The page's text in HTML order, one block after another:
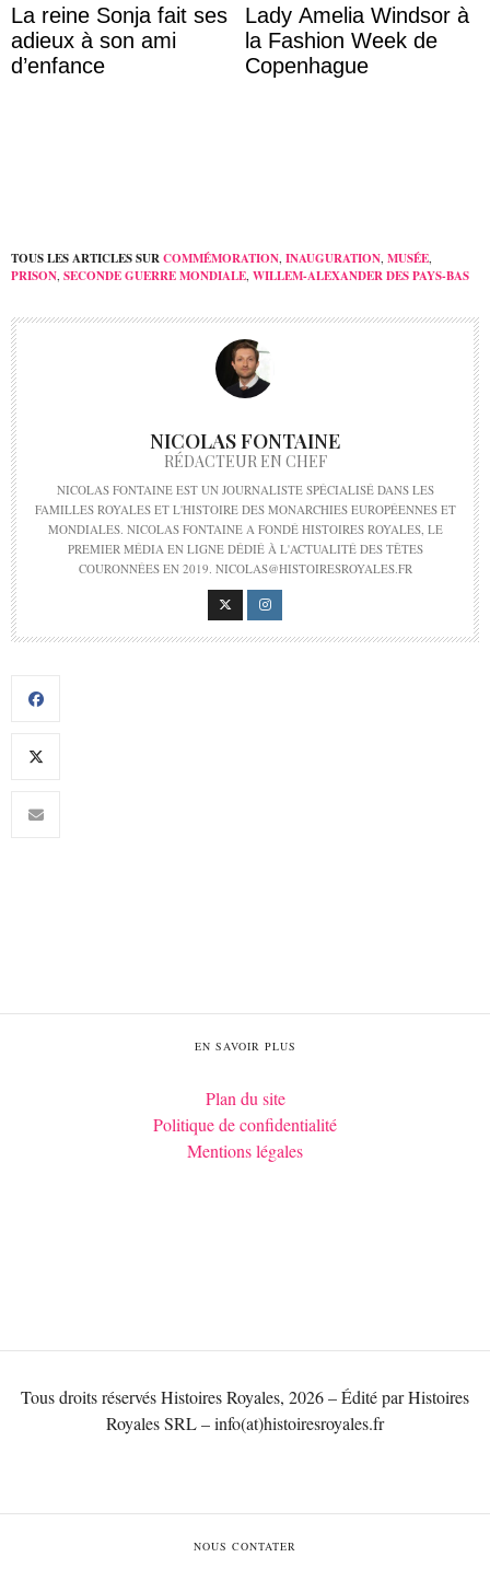
La reine Sonja fait ses
adieux à son ami
d’enfance
Lady Amelia Windsor à
la Fashion Week de
Copenhague
TOUS LES ARTICLES SURCOMMÉMORATION, INAUGURATION, MUSÉE,
PRISON, SECONDE GUERRE MONDIALE, WILLEM-ALEXANDER DES PAYS-BAS
NICOLAS FONTAINE
RÉDACTEUR EN CHEF
NICOLAS FONTAINE EST UN JOURNALISTE SPÉCIALISÉ DANS LES
FAMILLES ROYALES ET L'HISTOIRE DES MONARCHIES EUROPÉENNES ET
MONDIALES. NICOLAS FONTAINE A FONDÉ HISTOIRES ROYALES, LE
PREMIER MÉDIA EN LIGNE DÉDIÉ À L'ACTUALITÉ DES TÊTES
COURONNÉES EN 2019. NICOLAS@HISTOIRESROYALES.FR
EN SAVOIR PLUS
Plan du site
Politique de confidentialité
Mentions légales
Tous droits réservés Histoires Royales, 2026 – Édité par Histoires
Royales SRL – info(at)histoiresroyales.fr
NOUS CONTATER